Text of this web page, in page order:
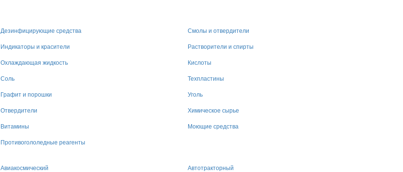
Дезинфицирующие средства
Смолы и отвердители
Индикаторы и красители
Растворители и спирты
Охлаждающая жидкость
Кислоты
Соль
Техпластины
Графит и порошки
Уголь
Отвердители
Химическое сырье
Витамины
Моющие средства
Противогололедные реагенты
Авиакосмический
Автотракторный